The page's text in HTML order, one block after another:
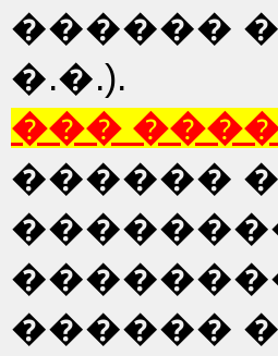
������
�.�.).
���
������
������